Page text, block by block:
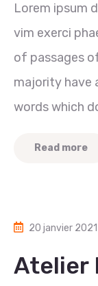
Lorem ipsum
vim exerci
of passages
majority have
words which
Read more
20 janvier 2021
Atelier